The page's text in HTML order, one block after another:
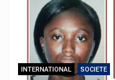
INTERNATIONAL SOCIETE